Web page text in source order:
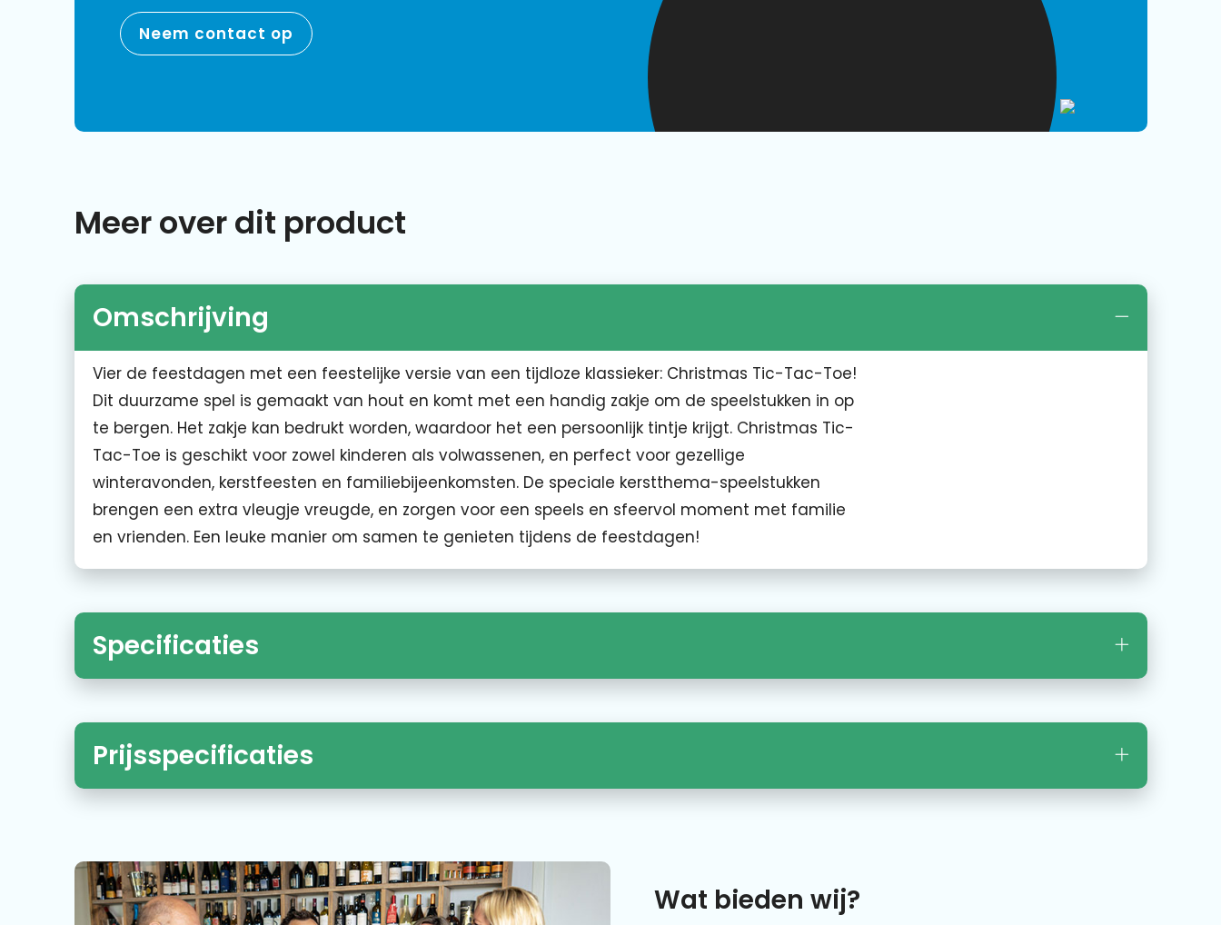
Neem contact op
Meer over dit product
Omschrijving
Vier de feestdagen met een feestelijke versie van een tijdloze klassieker: Christmas Tic-Tac-Toe!
Dit duurzame spel is gemaakt van hout en komt met een handig zakje om de speelstukken in op
te bergen. Het zakje kan bedrukt worden, waardoor het een persoonlijk tintje krijgt. Christmas Tic-
Tac-Toe is geschikt voor zowel kinderen als volwassenen, en perfect voor gezellige
winteravonden, kerstfeesten en familiebijeenkomsten. De speciale kerstthema-speelstukken
brengen een extra vleugje vreugde, en zorgen voor een speels en sfeervol moment met familie
en vrienden. Een leuke manier om samen te genieten tijdens de feestdagen!
Specificaties
Prijsspecificaties
Wat bieden wij?